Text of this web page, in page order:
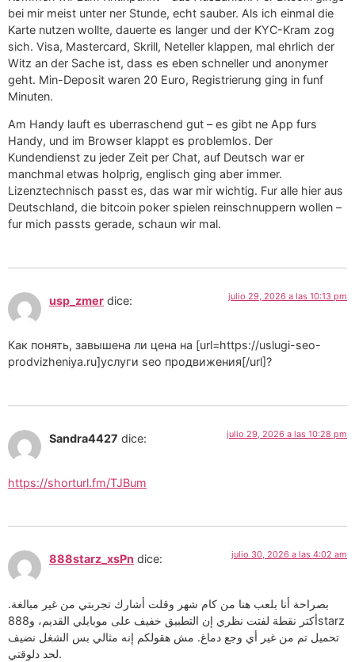
bei mir meist unter ner Stunde, echt sauber. Als ich einmal die
Karte nutzen wollte, dauerte es langer und der KYC-Kram zog
sich. Visa, Mastercard, Skrill, Neteller klappen, mal ehrlich der
Witz an der Sache ist, dass es eben schneller und anonymer
geht. Min-Deposit waren 20 Euro, Registrierung ging in funf
Minuten.
Am Handy lauft es uberraschend gut – es gibt ne App furs
Handy, und im Browser klappt es problemlos. Der
Kundendienst zu jeder Zeit per Chat, auf Deutsch war er
manchmal etwas holprig, englisch ging aber immer.
Lizenztechnisch passt es, das war mir wichtig. Fur alle hier aus
Deutschland, die bitcoin poker spielen reinschnuppern wollen –
fur mich passts gerade, schaun wir mal.
usp_zmer dice: julio 29, 2026 a las 10:13 pm
Как понять, завышена ли цена на [url=https://uslugi-seo-
prodvizheniya.ru]услуги seo продвижения[/url]?
Sandra4427 dice: julio 29, 2026 a las 10:28 pm
https://shorturl.fm/TJBum
888starz_xsPn dice: julio 30, 2026 a las 4:02 am
بصراحة أنا بلعب هنا من كام شهر وقلت أشارك تجربتي من غير مبالغة.
أكتر نقطة لفتت نظري إن التطبيق خفيف على موبايلي القديم، و888starz
تحميل تم من غير أي وجع دماغ. مش هقولكم إنه مثالي بس الشغل نضيف
لحد دلوقتي.